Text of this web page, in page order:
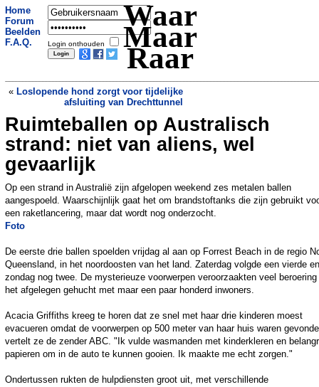
Home
Forum
Beelden
F.A.Q.
Login onthouden
Waar
Maar
Raar
« Loslopende hond zorgt voor tijdelijke
afsluiting van Drechttunnel
Lamsdöner zonder lam: hardnekkige
vleesfraude ontmaskerd»
Ruimteballen op Australisch
strand: niet van aliens, wel
gevaarlijk
Op een strand in Australië zijn afgelopen weekend zes metalen ballen
aangespoeld. Waarschijnlijk gaat het om brandstoftanks die zijn gebruikt
een raketlancering, maar dat wordt nog onderzocht.
Foto
De eerste drie ballen spoelden vrijdag al aan op Forrest Beach in de regio
Queensland, in het noordoosten van het land. Zaterdag volgde een vierde en
zondag nog twee. De mysterieuze voorwerpen veroorzaakten veel beroering
het afgelegen gehucht met maar een paar honderd inwoners.
Acacia Griffiths kreeg te horen dat ze snel met haar drie kinderen moest
evacueren omdat de voorwerpen op 500 meter van haar huis waren
vertelt ze de zender ABC. "Ik vulde wasmanden met kinderkleren en
papieren om in de auto te kunnen gooien. Ik maakte me echt zorgen."
Ondertussen rukten de hulpdiensten groot uit, met verschillende